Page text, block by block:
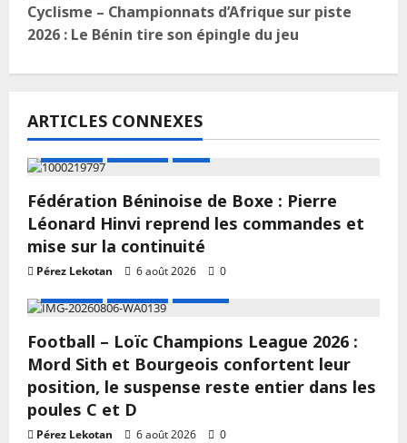
Cyclisme – Championnats d’Afrique sur piste
2026 : Le Bénin tire son épingle du jeu
ARTICLES CONNEXES
Fédération Béninoise de Boxe : Pierre
Léonard Hinvi reprend les commandes et
mise sur la continuité
Pérez Lekotan 6 août 2026
0
Football – Loïc Champions League 2026 :
Mord Sith et Bourgeois confortent leur
position, le suspense reste entier dans les
poules C et D
Pérez Lekotan 6 août 2026
0